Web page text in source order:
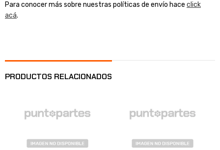
Para conocer más sobre nuestras políticas de envío hace click
acá.
PRODUCTOS RELACIONADOS